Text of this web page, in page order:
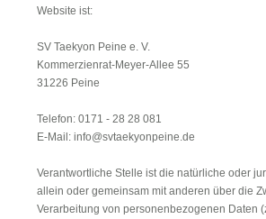
Website ist:
SV Taekyon Peine e. V.
Kommerzienrat-Meyer-Allee 55
31226 Peine
Telefon: 0171 - 28 28 081
E-Mail: info@svtaekyonpeine.de
Verantwortliche Stelle ist die natürliche oder
allein oder gemeinsam mit anderen über die
Verarbeitung von personenbezogenen Daten